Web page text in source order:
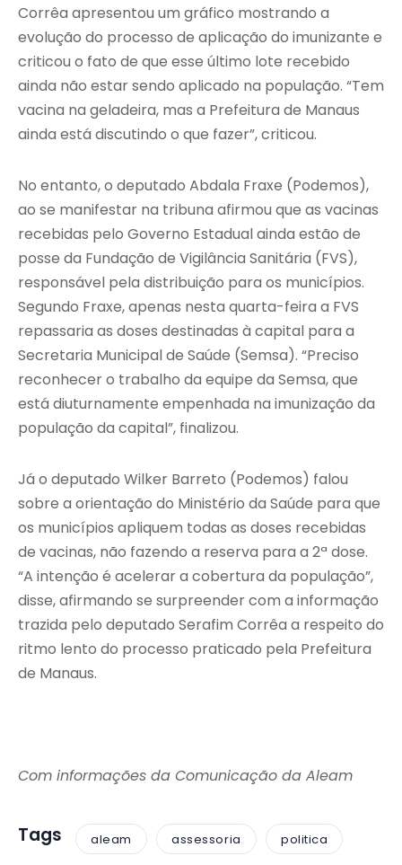
Corrêa apresentou um gráfico mostrando a
evolução do processo de aplicação do imunizante e
criticou o fato de que esse último lote recebido
ainda não estar sendo aplicado na população. “Tem
vacina na geladeira, mas a Prefeitura de Manaus
ainda está discutindo o que fazer”, criticou.
No entanto, o deputado Abdala Fraxe (Podemos),
ao se manifestar na tribuna afirmou que as vacinas
recebidas pelo Governo Estadual ainda estão de
posse da Fundação de Vigilância Sanitária (FVS),
responsável pela distribuição para os municípios.
Segundo Fraxe, apenas nesta quarta-feira a FVS
repassaria as doses destinadas à capital para a
Secretaria Municipal de Saúde (Semsa). “Preciso
reconhecer o trabalho da equipe da Semsa, que
está diuturnamente empenhada na imunização da
população da capital”, finalizou.
Já o deputado Wilker Barreto (Podemos) falou
sobre a orientação do Ministério da Saúde para que
os municípios apliquem todas as doses recebidas
de vacinas, não fazendo a reserva para a 2ª dose.
“A intenção é acelerar a cobertura da população”,
disse, afirmando se surpreender com a informação
trazida pelo deputado Serafim Corrêa a respeito do
ritmo lento do processo praticado pela Prefeitura
de Manaus.
Com informações da Comunicação da Aleam
Tags aleam assessoria politica